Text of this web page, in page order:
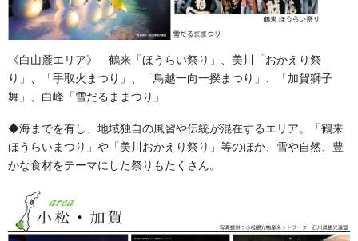
祭り烏帽子（えぼし）と猿田彦
2025/05/29
加賀獅子舞・棒振り衣裳のサイ
ズです。子供のサイズを表示し
《白山麓エリア》 鶴来「ほうらい祭り」、美川「おかえり祭
り」、「手取火まつり」、「鳥越一向一揆まつり」、「加賀獅子
舞」、白峰「雪だるままつり」
◆海までを有し、地域独自の風習や伝統が混在するエリア。「鶴来
ほうらいまつり」や「美川おかえり祭り」等のほか、雪や自然、豊
かな食材をテーマにした祭りもたくさん。